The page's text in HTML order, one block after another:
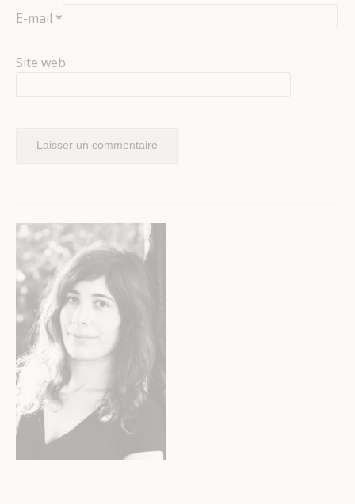
E-mail *
Site web